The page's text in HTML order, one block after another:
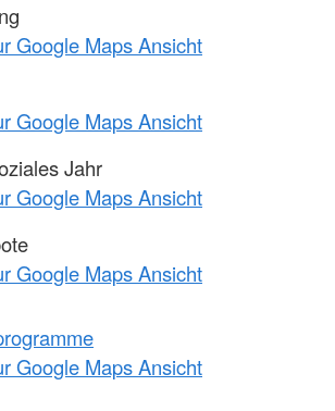
Google Maps Ansicht
Google Maps Ansicht
Jahr
Google Maps Ansicht
Google Maps Ansicht
Google Maps Ansicht